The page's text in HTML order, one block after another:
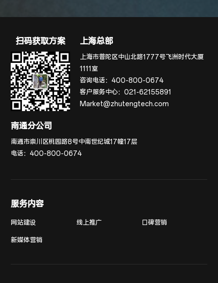
扫码获取方案 上海总部
上海市普陀区中山北路1777号飞洲时代大厦
1111室
咨询电话：400-800-0674
客户服务中心：021-62155891
Market@zhutengtech.com
南通分公司
南通市崇川区桃园路8号中南世纪城17幢17层
电话：400-800-0674
服务内容
网站建设 线上推广 口碑营销
新媒体营销